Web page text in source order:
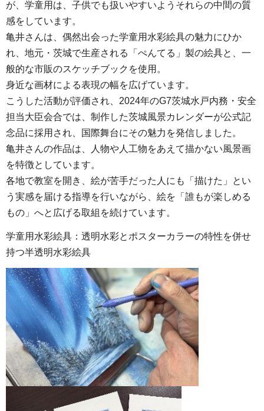
が、学童用は、子供でも扱いやすいようそれらの中間の質
感をしています。
亀井さんは、偶然出会った学童用水彩絵具の魅力にひか
れ、地元・茨城で生産される「ぺんてる」製の絵具と、一
般的な市販のスケッチブックを使用。
身近な画材による表現の幅を広げています。
こうした活動が評価され、2024年のG7茨城水戸内務・安全
担当大臣会合では、制作した茨城風景カレンダーが公式記
念品に採用され、国際舞台にその魅力を発信しました。
亀井さんの作品は、人物や人工物をあえて描かない風景画
を特徴としています。
各地で教室を開き、絵が苦手だった人にも「描けた」とい
う実感を届ける指導を行いながら、絵を「誰もが楽しめる
もの」へと広げる取組を続けています。
学童用水彩絵具：透明水彩とポスターカラーの特性を併せ
持つ半透明水彩絵具